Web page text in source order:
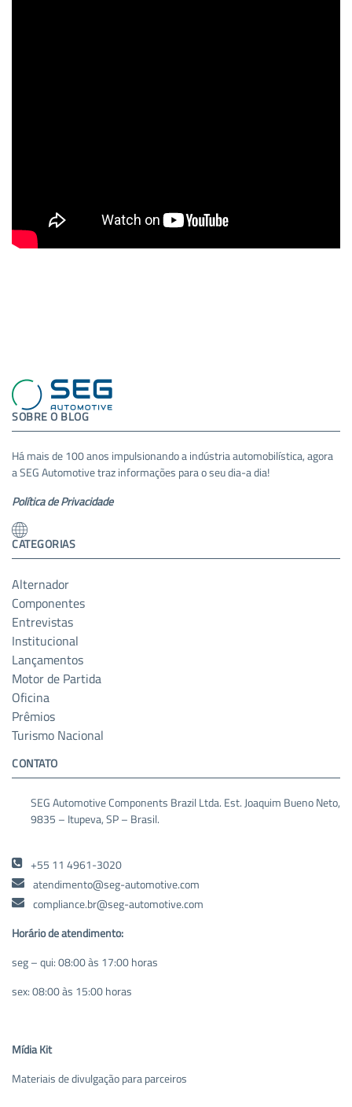
SOBRE O BLOG
Há mais de 100 anos impulsionando a indústria automobilística, agora
a SEG Automotive traz informações para o seu dia-a dia!
Política de Privacidade
CATEGORIAS
Alternador
Componentes
Entrevistas
Institucional
Lançamentos
Motor de Partida
Oficina
Prêmios
Turismo Nacional
CONTATO
SEG Automotive Components Brazil Ltda. Est. Joaquim Bueno Neto,
9835 – Itupeva, SP – Brasil.
+55 11 4961-3020
atendimento@seg-automotive.com
compliance.br@seg-automotive.com
Horário de atendimento:
seg – qui: 08:00 às 17:00 horas
sex: 08:00 às 15:00 horas
Mídia Kit
Materiais de divulgação para parceiros